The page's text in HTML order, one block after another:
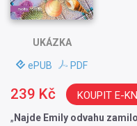
UKÁZKA
ePUB PDF
Najde Emily odvahu
239 Kč KOUPIT E-